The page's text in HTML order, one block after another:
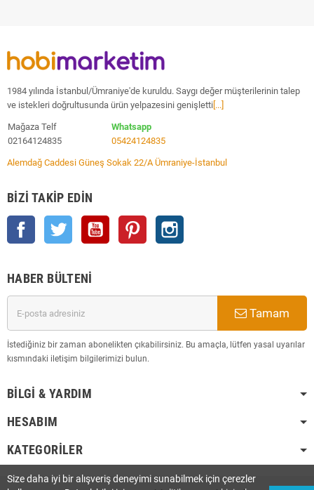
1984 yılında İstanbul/Ümraniye'de kuruldu. Saygı değer müşterilerinin talep
ve istekleri doğrultusunda ürün yelpazesini genişletti [...]
Mağaza Telf
02164124835
Whatsapp
05424124835
Alemdağ Caddesi Güneş Sokak 22/A Ümraniye-İstanbul
BIZI TAKIP EDIN
Facebook Twitter YouTube Pinterest
HABER BÜLTENI
Tamam
İstediğiniz bir zaman abonelikten çıkabilirsiniz. Bu amaçla, lütfen yasal uyarılar
kısmındaki iletişim bilgilerimizi bulun.
BILGI & YARDIM
HESABIM
KATEGORILER
Size daha iyi bir alışveriş deneyimi sunabilmek için çerezler